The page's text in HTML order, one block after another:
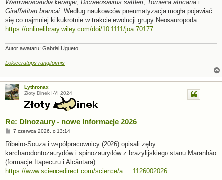
Wamweracaudia keranjei, Dicraeosaurus sattleri, Tornieria africana i
Giraffatitan brancai. Według naukowców pneumatyzacja mogła pojawiać
się co najmniej kilkukrotnie w trakcie ewolucji grupy Neosauropoda.
https://onlinelibrary.wiley.com/doi/10.1111/joa.70177
Autor awataru: Gabriel Ugueto
Lokiceratops rangiformis
Lythronax
Złoty Dinek I-VI 2024
Re: Dinozaury - nowe informacje 2026
P
s
7 czerwca 2026, o 13:14
Ribeiro-Souza i współpracownicy (2026) opisali zęby
karcharodontozaurydów i spinozaurydów z brazylijskiego stanu Maranhão
(formacje Itapecuru i Alcântara).
https://www.sciencedirect.com/science/a ... 1126002026